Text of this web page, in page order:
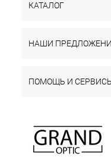
КАТАЛОГ
НАШИ
ПОМОЩЬ И